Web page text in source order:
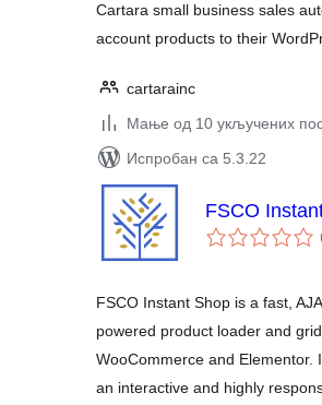
Cartara small business sales
account products to their
cartarainc
Мање од 10 укључених
Испробан са 5.3.22
FSCO
FSCO Instant Shop is a fast,
powered product loader and
WooCommerce and Elementor.
an interactive and highly